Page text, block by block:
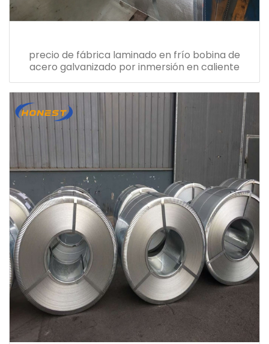
precio de fábrica laminado en frío bobina de
acero galvanizado por inmersión en caliente